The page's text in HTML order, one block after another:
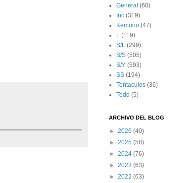
General (60)
Inc (319)
Kemono (47)
L (119)
S/L (299)
S/S (505)
S/Y (593)
SS (194)
Tentaculos (36)
Todd (5)
ARCHIVO DEL BLOG
► 2026 (40)
► 2025 (58)
► 2024 (76)
► 2023 (63)
► 2022 (63)